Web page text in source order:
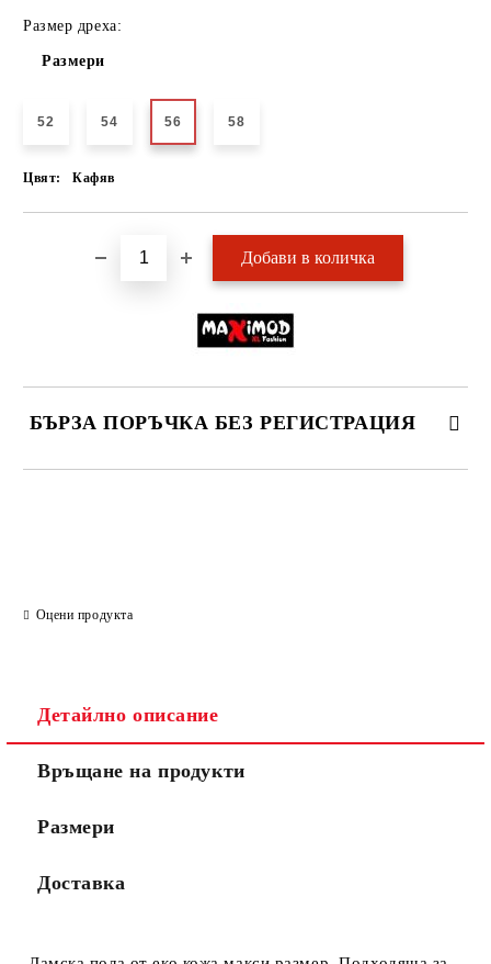
Размер дреха:
Размери
52 54 56 58
Цвят: Кафяв
БЪРЗА ПОРЪЧКА БЕЗ РЕГИСТРАЦИЯ
Оцени продукта
Детайлно описание
Връщане на продукти
Размери
Доставка